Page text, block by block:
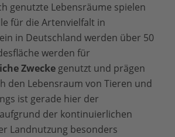
genutzte Lebensräume spielen
für die Artenvielfalt in
in Deutschland werden über 50
werden für
Zwecke genutzt und prägen
den Lebensraum von Tieren und
ist gerade hier der
aufgrund der kontinuierlichen
Landnutzung besonders